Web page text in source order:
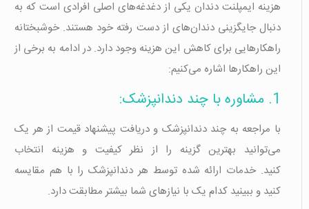
هزینه ایمپلنت دندان یکی از دغدغه‌های اصلی افرادی است که به
دنبال جایگزینی دندان‌های از دست رفته خود هستند. خوشبختانه
راهکارهایی برای کاهش این هزینه وجود دارد. در ادامه به برخی از
این راهکارها اشاره می‌کنیم:
1. مشاوره با چند دندانپزشک:
با مراجعه به چند دندانپزشک و دریافت پیشنهاد قیمت از هر یک
می‌توانید بهترین گزینه را از نظر کیفیت و هزینه انتخاب
کنید. خدمات ارائه شده توسط هر دندانپزشک را با هم مقایسه
کنید و ببینید کدام یک با نیازهای شما بیشتر مطابقت دارد.